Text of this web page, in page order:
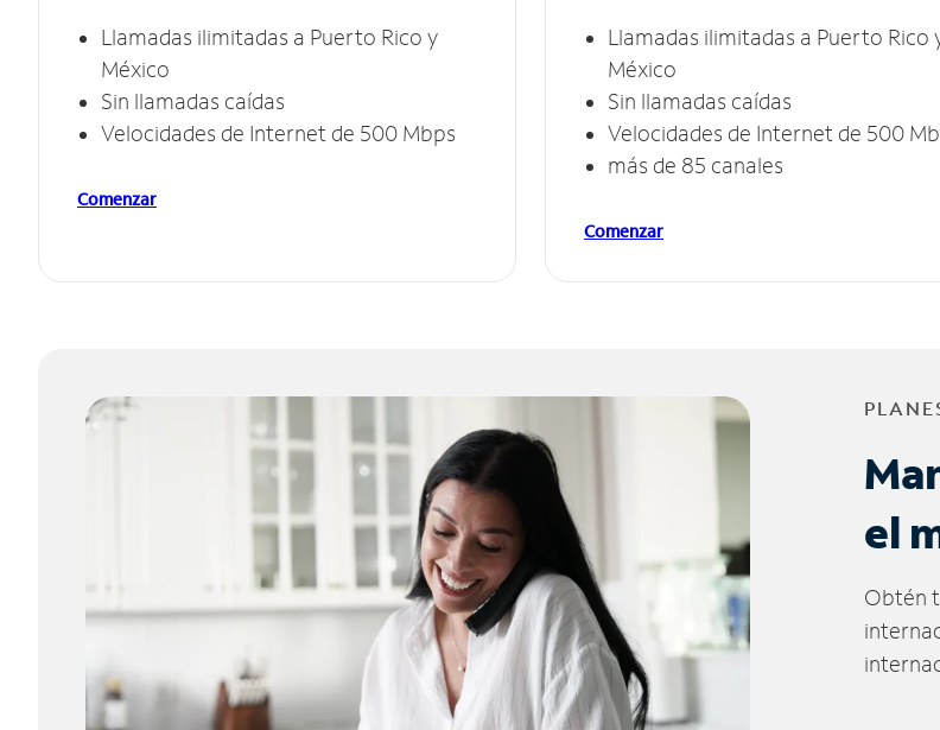
Llamadas ilimitadas a Puerto Rico y
México
Sin llamadas caídas
Velocidades de Internet de 500 Mbps
Comenzar
Llamadas ilimitadas a Puerto Rico
México
Sin llamadas caídas
Velocidades de Internet de 500
más de 85 canales
Comenzar
el
Obtén